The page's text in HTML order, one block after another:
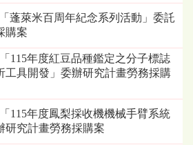
「蓬萊米百周年紀念系列活動」委託
購案
「115年度紅豆品種鑑定之分子標誌
工具開發」委辦研究計畫勞務採購
「115年度鳳梨採收機機械手臂系統
研究計畫勞務採購案